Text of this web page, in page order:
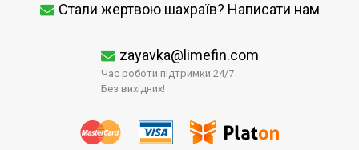
Стали жертвою шахраїв? Написати нам
zayavka@limefin.com
Час роботи підтримки 24/7
Без вихідних!